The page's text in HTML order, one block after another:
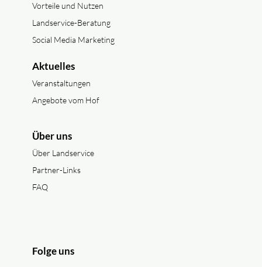
Vorteile und Nutzen
Landservice-Beratung
Social Media Marketing
Aktuelles
Veranstaltungen
Angebote vom Hof
Über uns
Über Landservice
Partner-Links
FAQ
Folge uns